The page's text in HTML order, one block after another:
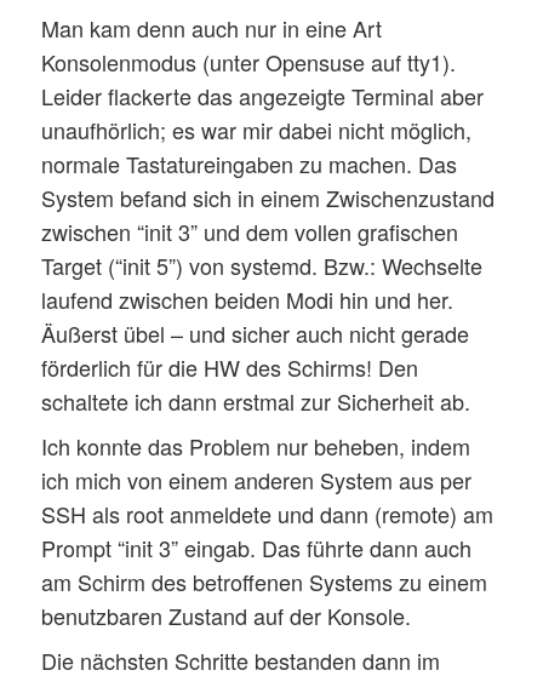
Man kam denn auch nur in eine Art
Konsolenmodus (unter Opensuse auf tty1).
Leider flackerte das angezeigte Terminal aber
unaufhörlich; es war mir dabei nicht möglich,
normale Tastatureingaben zu machen. Das
System befand sich in einem Zwischenzustand
zwischen “init 3” und dem vollen grafischen
Target (“init 5”) von systemd. Bzw.: Wechselte
laufend zwischen beiden Modi hin und her.
Äußerst übel – und sicher auch nicht gerade
förderlich für die HW des Schirms! Den
schaltete ich dann erstmal zur Sicherheit ab.
Ich konnte das Problem nur beheben, indem
ich mich von einem anderen System aus per
SSH als root anmeldete und dann (remote) am
Prompt “init 3” eingab. Das führte dann auch
am Schirm des betroffenen Systems zu einem
benutzbaren Zustand auf der Konsole.
Die nächsten Schritte bestanden dann im